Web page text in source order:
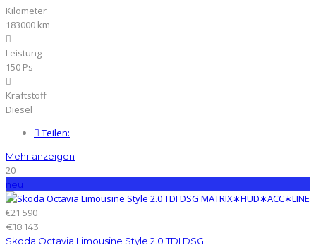
Kilometer
183000 km
Leistung
150 Ps
Kraftstoff
Diesel
Teilen:
Mehr anzeigen
20
neu
€21 590
€18 143
Skoda Octavia Limousine Style 2.0 TDI DSG